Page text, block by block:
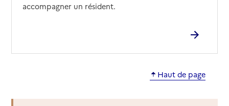
accompagner un résident.
Haut de page